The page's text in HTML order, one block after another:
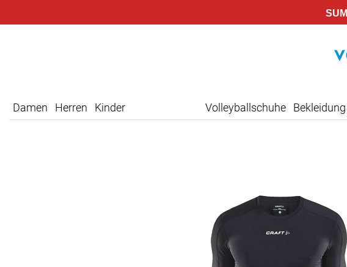
Damen Herren Kinder Volleyballschuhe Bekleidung